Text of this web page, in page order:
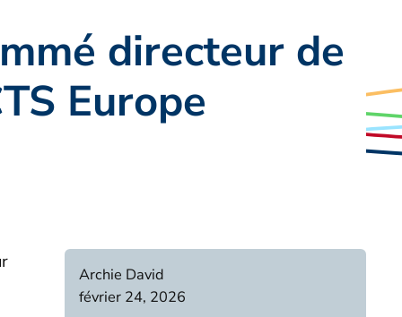
directeur de
Europe
Archie David
février 24, 2026